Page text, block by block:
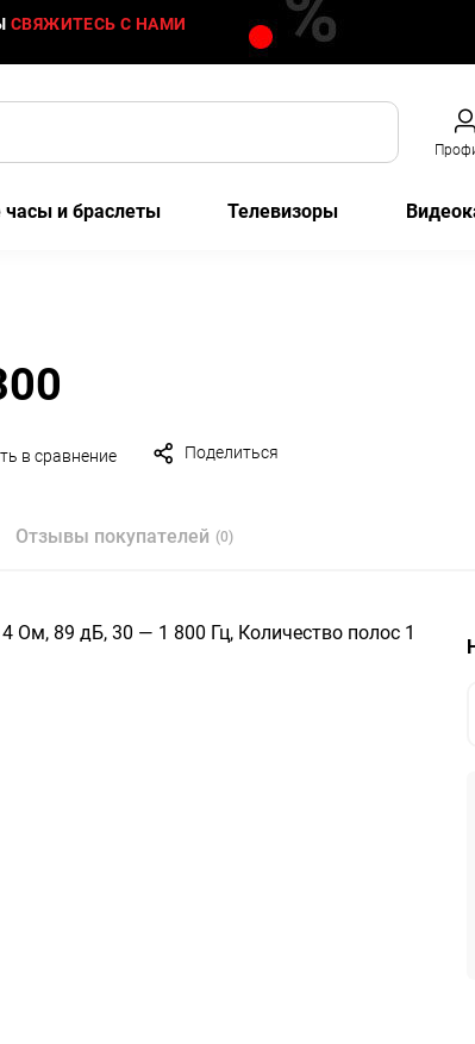
СВЯЖИТЕСЬ С НАМИ
и браслеты Телевизоры
в сравнение Поделиться
Отзывы покупателей (0)
Ом, 89 дБ, 30 — 1 800 Гц, Количество полос 1